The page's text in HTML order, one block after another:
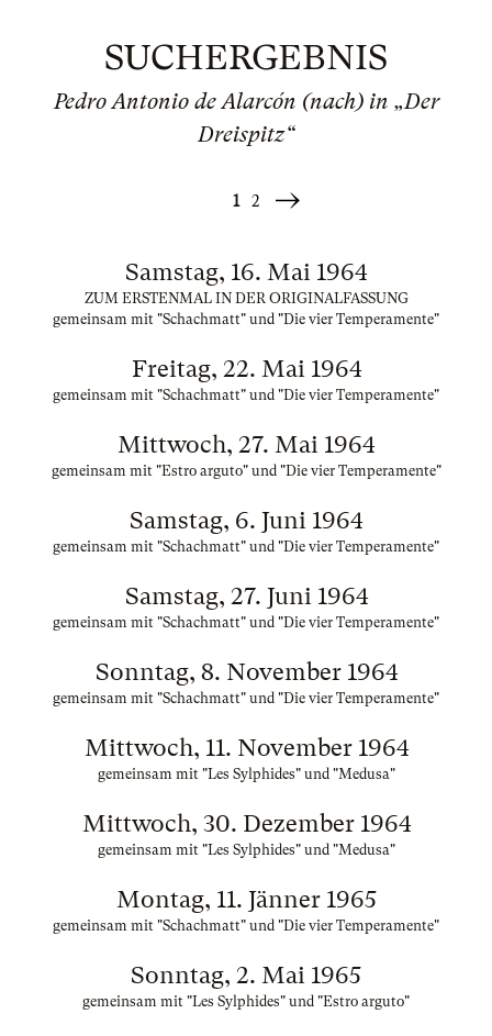
SUCHERGEBNIS
Pedro Antonio de Alarcón (nach) in „Der
Dreispitz“
1 2
Weiter
Samstag, 16. Mai 1964
ZUM ERSTENMAL IN DER ORIGINALFASSUNG
gemeinsam mit "Schachmatt" und "Die vier Temperamente"
Freitag, 22. Mai 1964
gemeinsam mit "Schachmatt" und "Die vier Temperamente"
Mittwoch, 27. Mai 1964
gemeinsam mit "Estro arguto" und "Die vier Temperamente"
Samstag, 6. Juni 1964
gemeinsam mit "Schachmatt" und "Die vier Temperamente"
Samstag, 27. Juni 1964
gemeinsam mit "Schachmatt" und "Die vier Temperamente"
Sonntag, 8. November 1964
gemeinsam mit "Schachmatt" und "Die vier Temperamente"
Mittwoch, 11. November 1964
gemeinsam mit "Les Sylphides" und "Medusa"
Mittwoch, 30. Dezember 1964
gemeinsam mit "Les Sylphides" und "Medusa"
Montag, 11. Jänner 1965
gemeinsam mit "Schachmatt" und "Die vier Temperamente"
Sonntag, 2. Mai 1965
gemeinsam mit "Les Sylphides" und "Estro arguto"